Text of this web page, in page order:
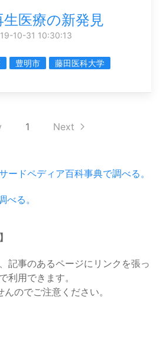
生医療の新発見
10-31 10:30:13
豊明市
藤田医科大学
1 Next
ードペディア百科事典で調べる。
る。
記事のあるページにリンクを張っ
利用できます。
のでご注意ください。